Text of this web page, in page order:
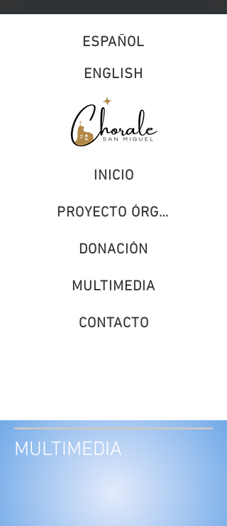
ESPAÑOL
ENGLISH
INICIO
PROYECTO ÓRGANO
DONACIÓN
MULTIMEDIA
CONTACTO
MULTIMEDIA